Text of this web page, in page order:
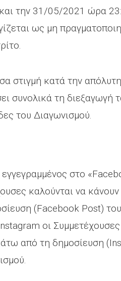
την 31/05/2021 ώρα
ως μη
στιγμή κατά την
συνολικά τη διεξαγωγή
του Διαγωνισμού.
στο
καλούνται να
(Facebook Post)
οι
από τη δημοσίευση